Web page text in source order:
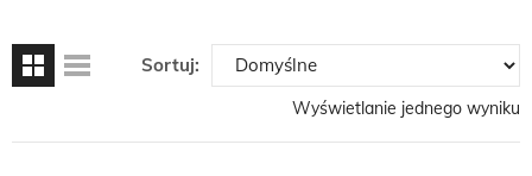
Sortuj:
Wyświetlanie jednego wyniku